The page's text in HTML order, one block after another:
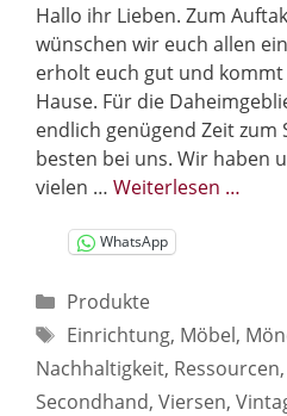
Hallo ihr Lieben. Zum
wünschen wir euch allen
erholt euch gut und
Hause. Für die
endlich genügend Zeit zum
besten bei uns. Wir haben
vielen … Weiterlesen …
WhatsApp
Kategorien
Produkte
Schlagwörter
Einrichtung, Möbel,
Nachhaltigkeit, Ressourcen,
Secondhand, Viersen,